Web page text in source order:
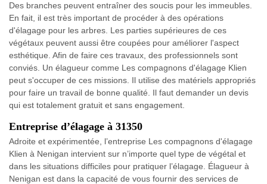
Des branches peuvent entraîner des soucis pour les immeubles.
En fait, il est très important de procéder à des opérations
d'élagage pour les arbres. Les parties supérieures de ces
végétaux peuvent aussi être coupées pour améliorer l'aspect
esthétique. Afin de faire ces travaux, des professionnels sont
conviés. Un élagueur comme Les compagnons d'élagage Klien
peut s'occuper de ces missions. Il utilise des matériels appropriés
pour faire un travail de bonne qualité. Il faut demander un devis
qui est totalement gratuit et sans engagement.
Entreprise d’élagage à 31350
Adroite et expérimentée, l’entreprise Les compagnons d'élagage
Klien à Nenigan intervient sur n’importe quel type de végétal et
dans les situations difficiles pour pratiquer l’élagage. Élagueur à
Nenigan est dans la capacité de vous fournir des services de